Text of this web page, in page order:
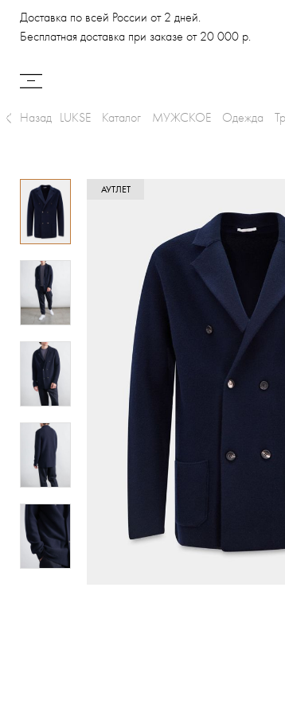
Доставка по всей России от 2 дней.
Бесплатная доставка при заказе от 20 000 р.
Назад LUKSE Каталог МУЖСКОЕ Одежда
АУТЛЕТ